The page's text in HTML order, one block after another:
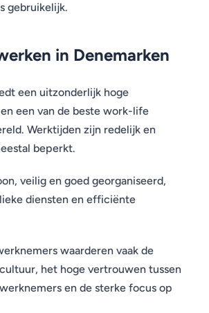
gebruikelijk.
in Denemarken
een uitzonderlijk hoge
een van de beste work-life
Werktijden zijn redelijk en
beperkt.
veilig en goed georganiseerd,
diensten en efficiënte
waarderen vaak de
het hoge vertrouwen tussen
en de sterke focus op